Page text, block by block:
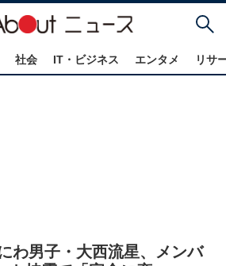
社会 IT・ビジネス エンタメ リサ
わ男子・大西流星、メンバ